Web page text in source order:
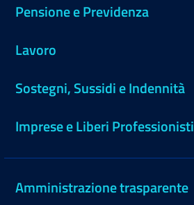
Pensione e Previdenza
Lavoro
Sostegni, Sussidi e Indennità
Imprese e Liberi Professionisti
Amministrazione trasparente